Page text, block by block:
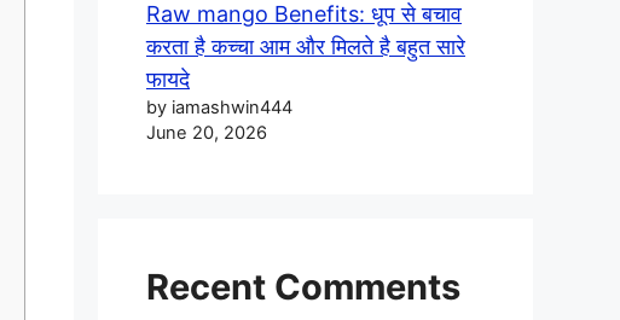
Raw mango Benefits: धूप से बचाव
करता है कच्चा आम और मिलते है बहुत सारे
फायदे
by iamashwin444
June 20, 2026
Recent Comments